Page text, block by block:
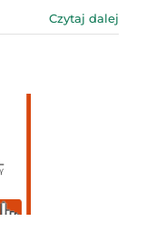
Czytaj dalej